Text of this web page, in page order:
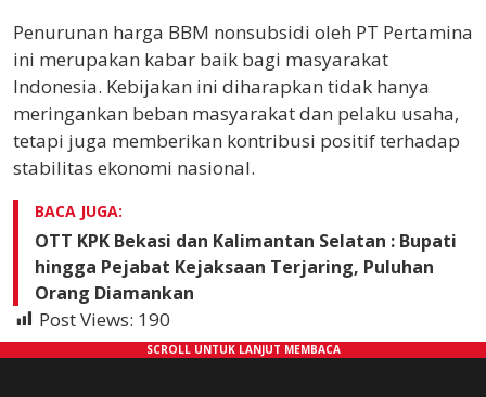
Penurunan harga BBM nonsubsidi oleh PT Pertamina
ini merupakan kabar baik bagi masyarakat
Indonesia. Kebijakan ini diharapkan tidak hanya
meringankan beban masyarakat dan pelaku usaha,
tetapi juga memberikan kontribusi positif terhadap
stabilitas ekonomi nasional.
BACA JUGA:
OTT KPK Bekasi dan Kalimantan Selatan : Bupati
hingga Pejabat Kejaksaan Terjaring, Puluhan
Orang Diamankan
Post Views: 190